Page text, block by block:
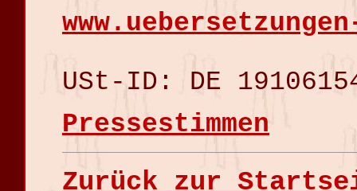
USt-ID: DE
Pressestimmen
Zurück zur